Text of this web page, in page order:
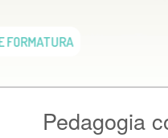
ANÉIS DE FORMATURA
Pedagogia